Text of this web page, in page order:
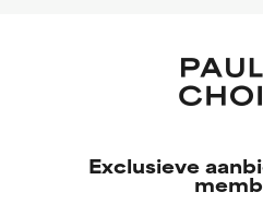
Exclusieve